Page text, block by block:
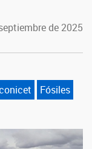
de 2025
Fósiles